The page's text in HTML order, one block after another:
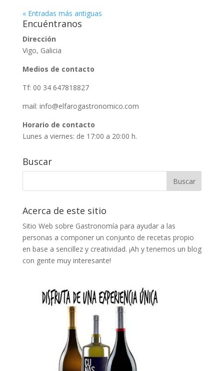
« Entradas más antiguas
Encuéntranos
Dirección
Vigo, Galicia
Medios de contacto
Tf: 00 34 647818827
mail: info@elfarogastronomico.com
Horario de contacto
Lunes a viernes: de 17:00 a 20:00 h.
Buscar
Acerca de este sitio
Sitio Web sobre Gastronomía para ayudar a las
personas a componer un conjunto de recetas propio
en base a sencillez y creatividad. ¡Ah y tenemos un blog
con gente muy interesante!